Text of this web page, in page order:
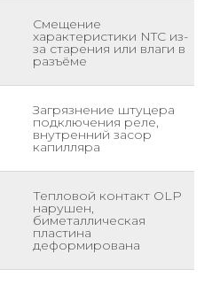
Смещение
характеристики NTC из-
за старения или влаги в
разъёме
Загрязнение штуцера
подключения реле,
внутренний засор
капилляра
Тепловой контакт OLP
нарушен,
биметаллическая
пластина
деформирована